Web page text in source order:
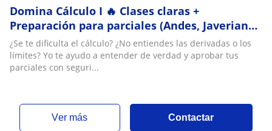
Domina Cálculo I 🔥 Clases claras +
Preparación para parciales (Andes, Javeriana,
Nacional)
¿Se te dificulta el cálculo? ¿No entiendes las derivadas o los
límites? Yo te ayudo a entender de verdad y aprobar tus
parciales con seguri...
ver más Contactar